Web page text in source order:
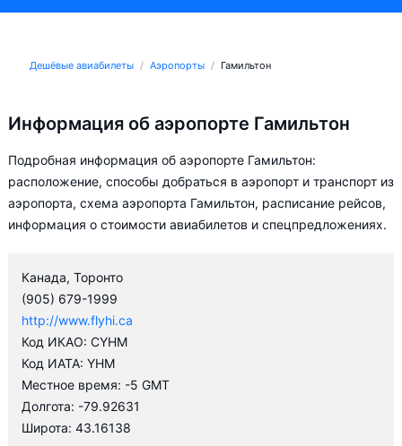
Дешёвые авиабилеты Аэропорты Гамильтон
Информация об аэропорте Гамильтон
Подробная информация об аэропорте Гамильтон:
расположение, способы добраться в аэропорт и транспорт из
аэропорта, схема аэропорта Гамильтон, расписание рейсов,
информация о стоимости авиабилетов и спецпредложениях.
Канада, Торонто
(905) 679-1999
http://www.flyhi.ca
Код ИКАО: CYHM
Код ИАТА: YHM
Местное время: -5 GMT
Долгота: -79.92631
Широта: 43.16138